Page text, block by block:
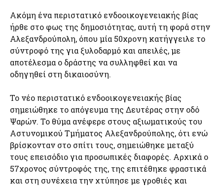
Ακόμη ένα περιστατικό ενδοοικογενειακής βίας
ήρθε στο φως της δημοσιότητας, αυτή τη φορά στην
Αλεξανδρούπολη, όπου μία 50χρονη κατήγγειλε το
σύντροφό της για ξυλοδαρμό και απειλές, με
αποτέλεσμα ο δράστης να συλληφθεί και να
οδηγηθεί στη δικαιοσύνη.
Το νέο περιστατικό ενδοοικογενειακής βίας
σημειώθηκε το απόγευμα της Δευτέρας στην οδό
Ψαρών. Το θύμα ανέφερε στους αξιωματικούς του
Αστυνομικού Τμήματος Αλεξανδρούπολης, ότι ενώ
βρίσκονταν στο σπίτι τους, σημειώθηκε μεταξύ
τους επεισόδιο για προσωπικές διαφορές. Αρχικά ο
57χρονος σύντροφός της, της επιτέθηκε φραστικά
και στη συνέχεια την χτύπησε με γροθιές και